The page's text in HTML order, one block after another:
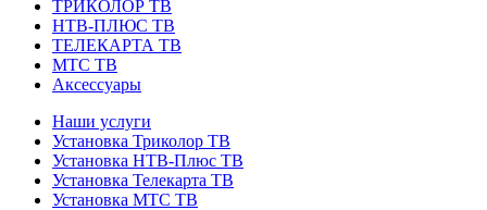
ТРИКОЛОР ТВ
НТВ-ПЛЮС ТВ
ТЕЛЕКАРТА ТВ
МТС ТВ
Аксессуары
Наши услуги
Установка Триколор ТВ
Установка НТВ-Плюс ТВ
Установка Телекарта ТВ
Установка МТС ТВ